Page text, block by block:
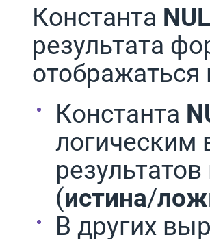
Константа
результата
отображаться
Константа
(истина/
В других